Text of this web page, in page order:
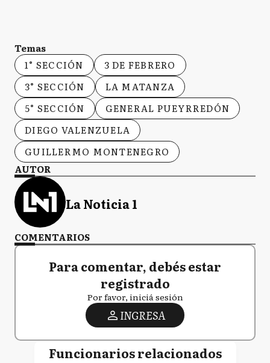
Temas
1° SECCIÓN
3 DE FEBRERO
3° SECCIÓN
LA MATANZA
5° SECCIÓN
GENERAL PUEYRREDÓN
DIEGO VALENZUELA
GUILLERMO MONTENEGRO
AUTOR
La Noticia 1
COMENTARIOS
Para comentar, debés estar
registrado
Por favor, iniciá sesión
INGRESA
Funcionarios relacionados